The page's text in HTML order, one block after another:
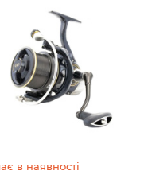
в наявності